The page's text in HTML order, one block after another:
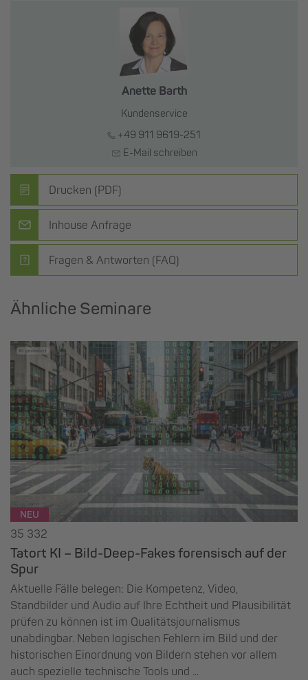
Anette Barth
Kundenservice
+49 911 9619-251
E-Mail schreiben
Drucken (PDF)
Inhouse Anfrage
Fragen & Antworten (FAQ)
Ähnliche Seminare
NEU
35 332
Tatort KI – Bild-Deep-Fakes forensisch auf der
Spur
Aktuelle Fälle belegen: Die Kompetenz, Video,
Standbilder und Audio auf Ihre Echtheit und Plausibilität
prüfen zu können ist im Qualitätsjournalismus
unabdingbar. Neben logischen Fehlern im Bild und der
historischen Einordnung von Bildern stehen vor allem
auch spezielle technische Tools und ...